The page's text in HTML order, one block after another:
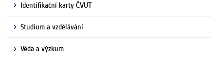
Identifikační karty ČVUT
Studium a vzdělávání
Věda a výzkum